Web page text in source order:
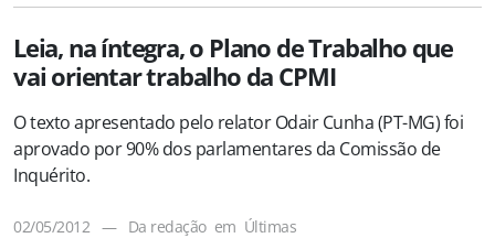
Leia, na íntegra, o Plano de Trabalho que
vai orientar trabalho da CPMI
O texto apresentado pelo relator Odair Cunha (PT-MG) foi
aprovado por 90% dos parlamentares da Comissão de
Inquérito.
02/05/2012 — Da redação em Últimas